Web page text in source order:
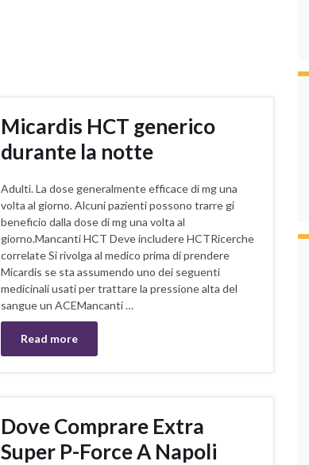
Micardis HCT generico
durante la notte
Adulti. La dose generalmente efficace di mg una
volta al giorno. Alcuni pazienti possono trarre gi
beneficio dalla dose di mg una volta al
giorno.Mancanti HCT Deve includere HCTRicerche
correlate Si rivolga al medico prima di prendere
Micardis se sta assumendo uno dei seguenti
medicinali usati per trattare la pressione alta del
sangue un ACEMancanti …
Read more
Dove Comprare Extra
Super P-Force A Napoli